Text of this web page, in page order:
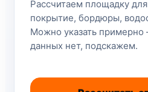
Рассчитаем площадку
покрытие, бордюры,
Можно указать
данных нет, подскажем.